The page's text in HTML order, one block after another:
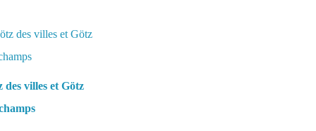
des villes et Götz